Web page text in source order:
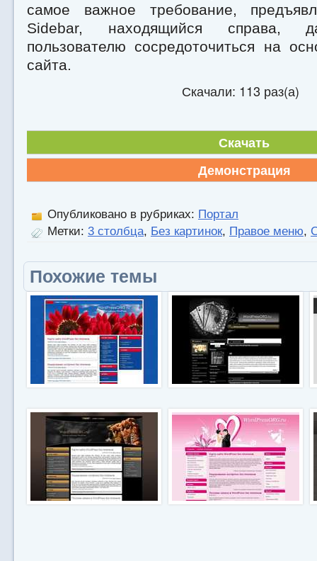
самое важное требование,
Sidebar, находящийся справа,
пользователю сосредоточиться на
сайта.
Скачали: 113 раз(а)
Скачать
Демонстрация
Опубликовано в рубриках: Портал
Метки: 3 столбца, Без картинок, Правое меню,
Похожие темы